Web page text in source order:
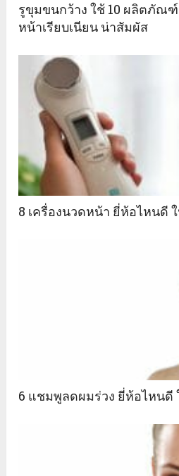
รูขุมขนกว้าง ใช้ 10 ผลิตภัณฑ์
หน้าเรียบเนียน น่าสัมผัส
8 เครื่องนวดหน้า ยี่ห้อไหนดี
6 แชมพูลดผมร่วง ยี่ห้อไหนดี